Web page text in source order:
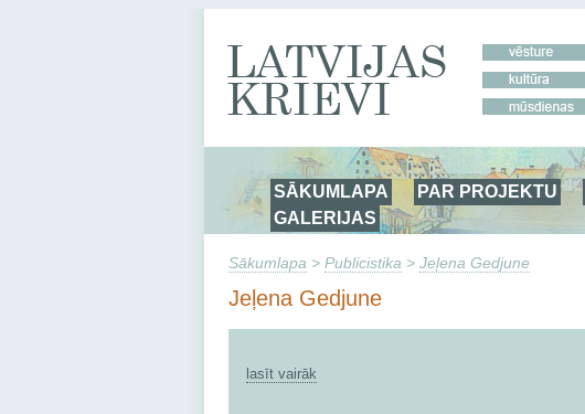
SĀKUMLAPA PAR PROJEKTU
GALERIJAS
Sākumlapa > Publicistika > Jeļena Gedjune
Jeļena Gedjune
lasīt vairāk